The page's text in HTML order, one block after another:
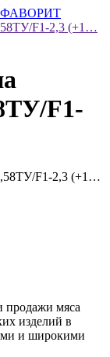
ФАВОРИТ
F1-2,3 (+1…
F1-
продажи мяса
изделий в
и широкими